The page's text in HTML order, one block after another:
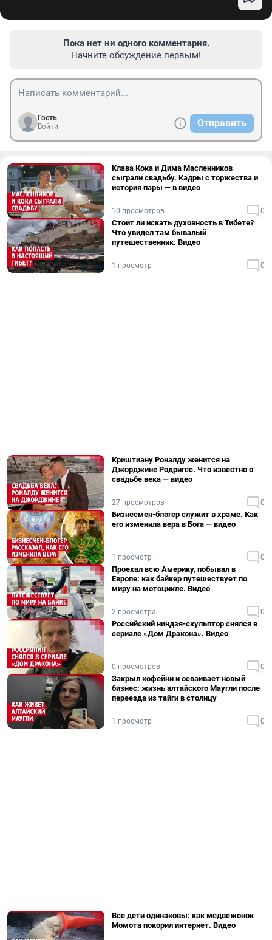
Пока нет ни одного комментария.
Начните обсуждение первым!
Гость
Войти
Отправить
Клава Кока и Дима Масленников
сыграли свадьбу. Кадры с торжества и
история пары — в видео
10 просмотров 0
Стоит ли искать духовность в Тибете?
Что увидел там бывалый
путешественник. Видео
1 просмотр 0
Криштиану Роналду женится на
Джорджине Родригес. Что известно о
свадьбе века — видео
27 просмотров 0
Бизнесмен-блогер служит в храме. Как
его изменила вера в Бога — видео
1 просмотр 0
Проехал всю Америку, побывал в
Европе: как байкер путешествует по
миру на мотоцикле. Видео
2 просмотра 0
Российский ниндзя-скульптор снялся в
сериале «Дом Дракона». Видео
0 просмотров 0
Закрыл кофейни и осваивает новый
бизнес: жизнь алтайского Маугли после
переезда из тайги в столицу
1 просмотр 0
Все дети одинаковы: как медвежонок
Момота покорил интернет. Видео